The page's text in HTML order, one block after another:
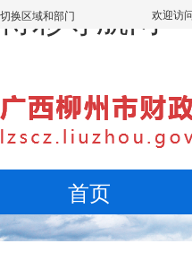
博彩导航网
切换区域和部门 欢迎访
首页